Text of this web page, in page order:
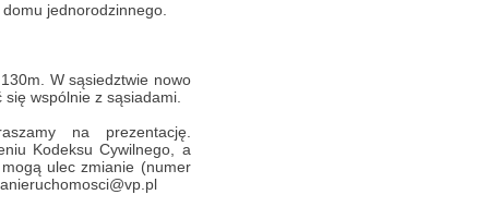
jednorodzinnego.
W sąsiedztwie nowo
wspólnie z sąsiadami.
na prezentację.
Kodeksu Cywilnego, a
ulec zmianie (numer